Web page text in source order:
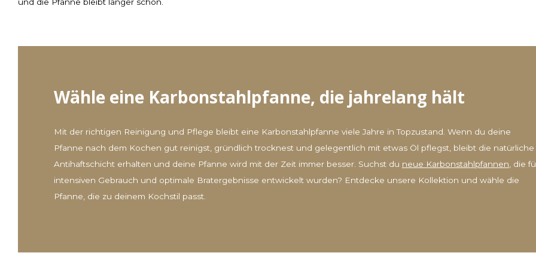
Wähle eine Karbonstahlpfanne, die jahrelang hält
Mit der richtigen Reinigung und Pflege bleibt eine Karbonstahlpfanne viele Jahre in Topzustand. Wenn du deine
Pfanne nach dem Kochen gut reinigst, gründlich trocknest und gelegentlich mit etwas Öl pflegst, bleibt die natürliche
Antihaftschicht erhalten und deine Pfanne wird mit der Zeit immer besser. Suchst du neue Karbonstahlpfannen , die
intensiven Gebrauch und optimale Bratergebnisse entwickelt wurden? Entdecke unsere Kollektion und wähle die
Pfanne, die zu deinem Kochstil passt.